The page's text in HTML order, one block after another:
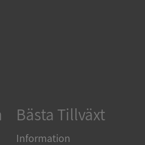
Bästa Tillväxt
InformationGoogle